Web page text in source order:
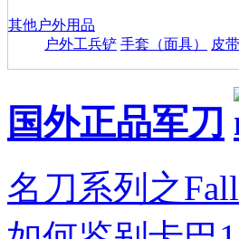
其他户外用品
户外工兵铲 手套（面具） 皮
国外正品军刀
名刀系列之